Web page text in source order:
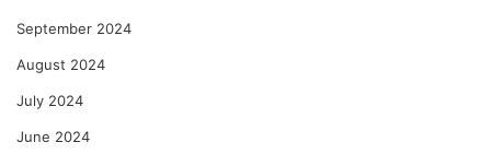
September 2024
August 2024
July 2024
June 2024